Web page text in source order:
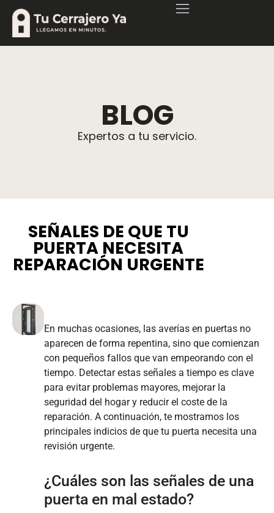
BLOG
Expertos a tu servicio.
SEÑALES DE QUE TU
PUERTA NECESITA
REPARACIÓN URGENTE
En muchas ocasiones, las averías en puertas no
aparecen de forma repentina, sino que comienzan
con pequeños fallos que van empeorando con el
tiempo. Detectar estas señales a tiempo es clave
para evitar problemas mayores, mejorar la
seguridad del hogar y reducir el coste de la
reparación. A continuación, te mostramos los
principales indicios de que tu puerta necesita una
revisión urgente.
¿Cuáles son las señales de una
puerta en mal estado?